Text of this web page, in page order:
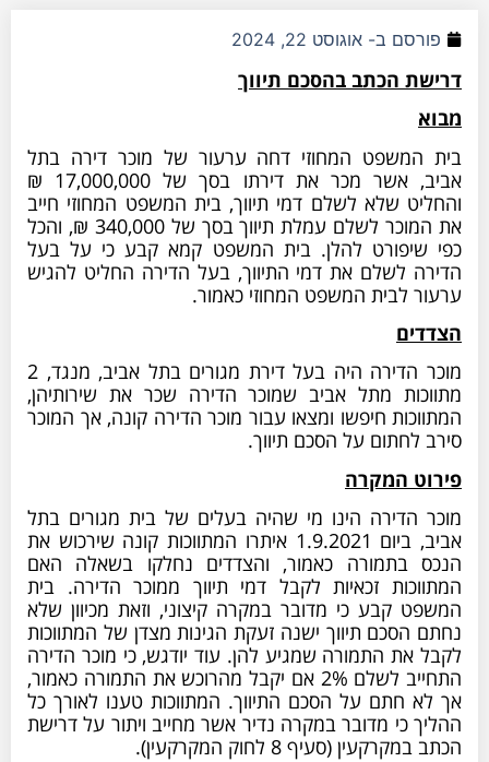
פורסם ב- אוגוסט 22, 2024
דרישת הכתב בהסכם תיווך
מבוא
בית המשפט המחוזי דחה ערעור של מוכר דירה בתל
אביב, אשר מכר את דירתו בסך של 17,000,000 ₪
והחליט שלא לשלם דמי תיווך, בית המשפט המחוזי חייב
את המוכר לשלם עמלת תיווך בסך של 340,000 ₪, והכל
כפי שיפורט להלן. בית המשפט קמא קבע כי על בעל
הדירה לשלם את דמי התיווך, בעל הדירה החליט להגיש
ערעור לבית המשפט המחוזי כאמור.
הצדדים
מוכר הדירה היה בעל דירת מגורים בתל אביב, מנגד, 2
מתווכות מתל אביב שמוכר הדירה שכר את שירותיהן,
המתווכות חיפשו ומצאו עבור מוכר הדירה קונה, אך המוכר
סירב לחתום על הסכם תיווך.
פירוט המקרה
מוכר הדירה הינו מי שהיה בעלים של בית מגורים בתל
אביב, ביום 1.9.2021 איתרו המתווכות קונה שירכוש את
הנכס בתמורה כאמור, והצדדים נחלקו בשאלה האם
המתווכות זכאיות לקבל דמי תיווך ממוכר הדירה. בית
המשפט קבע כי מדובר במקרה קיצוני, וזאת מכיוון שלא
נחתם הסכם תיווך ישנה זעקת הגינות מצדן של המתווכות
לקבל את התמורה שמגיע להן. עוד יודגש, כי מוכר הדירה
התחייב לשלם 2% אם יקבל מהרוכש את התמורה כאמור,
אך לא חתם על הסכם התיווך. המתווכות טענו לאורך כל
ההליך כי מדובר במקרה נדיר אשר מחייב ויתור על דרישת
הכתב במקרקעין (סעיף 8 לחוק המקרקעין).